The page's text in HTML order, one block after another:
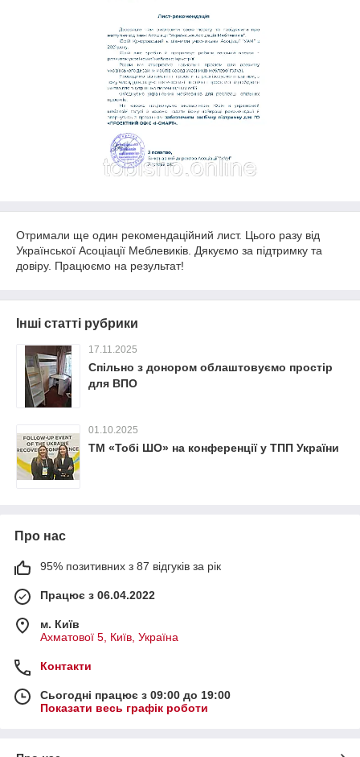
Отримали ще один рекомендаційний лист. Цього разу від
Української Асоціації Меблевиків. Дякуємо за підтримку та
довіру. Працюємо на результат!
Інші статті рубрики
17.11.2025
Спільно з донором облаштовуємо простір
для ВПО
01.10.2025
ТМ «Тобі ШО» на конференції у ТПП України
Про нас
95% позитивних з 87 відгуків за рік
Працює з 06.04.2022
м. Київ
Ахматової 5, Київ, Україна
Контакти
Сьогодні працює з 09:00 до 19:00
Показати весь графік роботи